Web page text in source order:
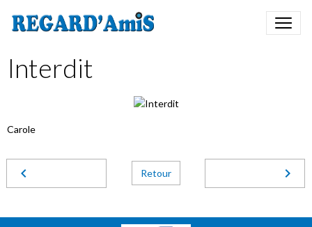
Interdit
Carole
Retour